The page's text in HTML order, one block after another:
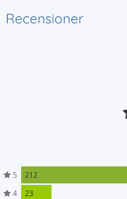
Recensioner
5
212
4
23